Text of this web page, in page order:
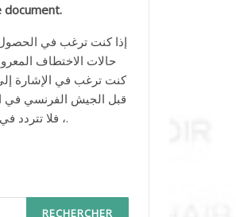
إذا كنت ترغب في
حالات الاختطاف
كنت ترغب في الإشارة
، فلا تتردد في مراسلتنا. شكرا لك مسبقا.